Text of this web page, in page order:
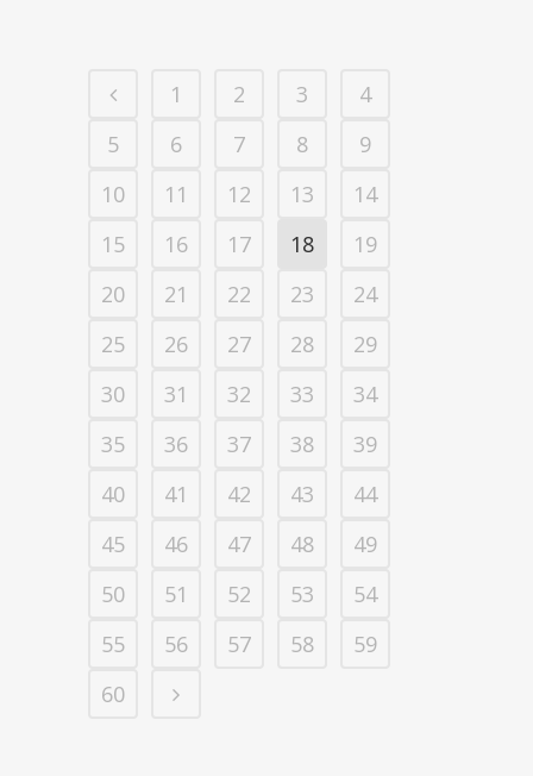
1 2 3
4
5
6 7 8
9
10
11 12 13
14
15
16 17 18
19
20
21 22 23
24
25
26 27 28
29
30
31 32 33
34
35
36 37 38
39
40
41 42 43
44
45
46 47 48
49
50
51 52 53
54
55
56 57 58
59
60